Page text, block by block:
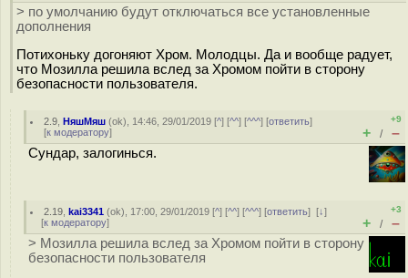
> по умолчанию будут отключаться все установленные
дополнения
Потихоньку догоняют Хром. Молодцы. Да и вообще радует,
что Мозилла решила вслед за Хромом пойти в сторону
безопасности пользователя.
2.9 ,НяшМяш (ok), 14:46, 29/01/2019 [^] [^^] [^^^] [ответить]
[к модератору]
+9
+ / –
Сундар, залогинься.
2.19 ,kai3341 (ok), 17:00, 29/01/2019 [^] [^^] [^^^] [ответить][↓]
[к модератору]
+3
+ / –
> Мозилла решила вслед за Хромом пойти в сторону
безопасности пользователя